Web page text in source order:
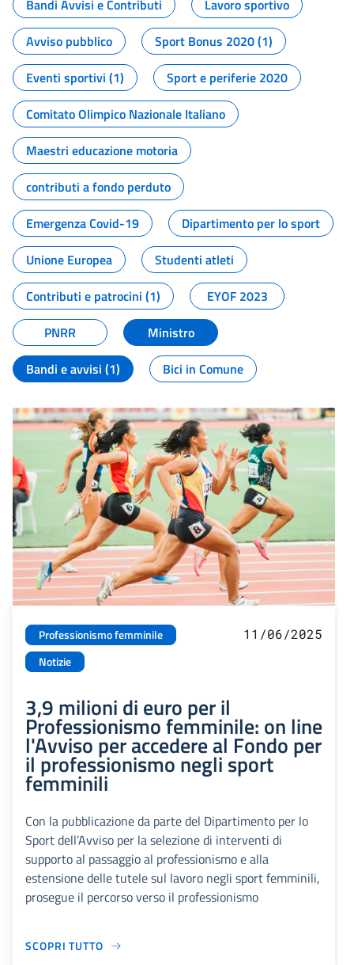
Bandi Avvisi e Contributi
Lavoro sportivo
Avviso pubblico
Sport Bonus 2020 (1)
Eventi sportivi (1)
Sport e periferie 2020
Comitato Olimpico Nazionale Italiano
Maestri educazione motoria
contributi a fondo perduto
Emergenza Covid-19
Dipartimento per lo sport
Unione Europea
Studenti atleti
Contributi e patrocini (1)
EYOF 2023
PNRR
Ministro
Bandi e avvisi (1)
Bici in Comune
Professionismo femminile
Notizie
11/06/2025
3,9 milioni di euro per il
Professionismo femminile: on line
l'Avviso per accedere al Fondo per
il professionismo negli sport
femminili
Con la pubblicazione da parte del Dipartimento per lo
Sport dell’Avviso per la selezione di interventi di
supporto al passaggio al professionismo e alla
estensione delle tutele sul lavoro negli sport femminili,
prosegue il percorso verso il professionismo
SCOPRI TUTTO